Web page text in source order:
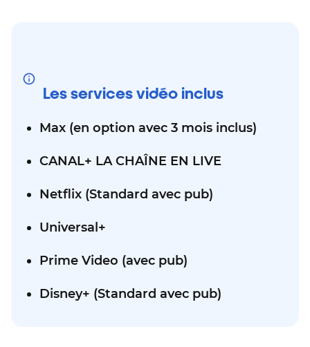
Les services vidéo inclus
Max (en option avec 3 mois inclus)
CANAL+ LA CHAÎNE EN LIVE
Netflix (Standard avec pub)
Universal+
Prime Video (avec pub)
Disney+ (Standard avec pub)